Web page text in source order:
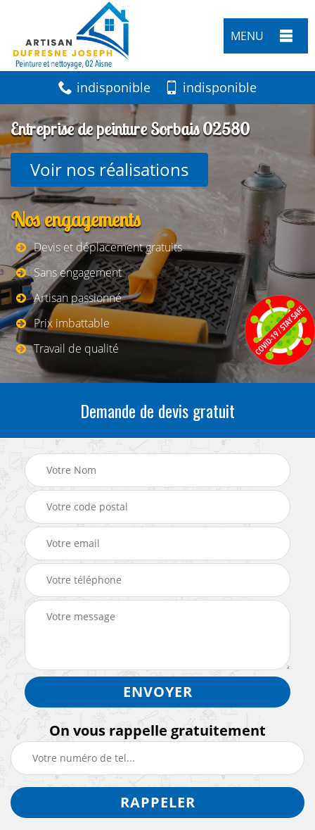
MENU
indisponible indisponible
Entreprise de peinture Sorbais 02580
Voir nos réalisations
Nos engagements
Devis et déplacement gratuits
Sans engagement
Artisan passionné
Prix imbattable
Travail de qualité
Demande de devis gratuit
On vous rappelle gratuitement